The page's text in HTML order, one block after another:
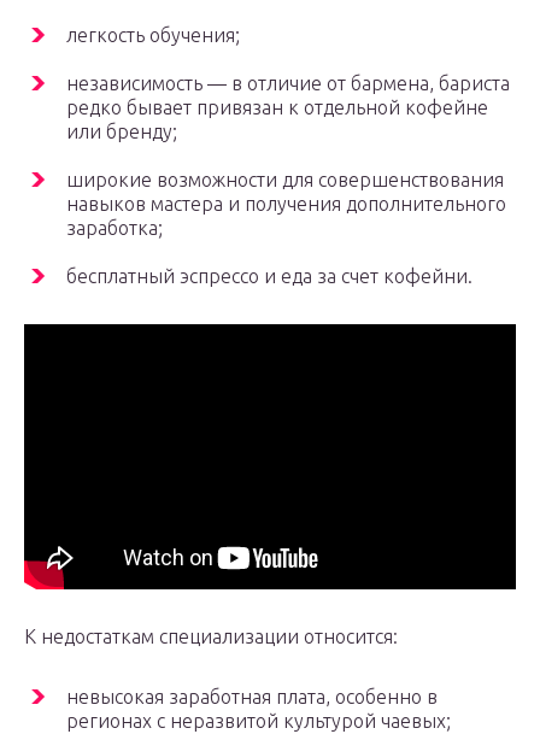
легкость обучения;
независимость — в отличие от бармена, бариста
редко бывает привязан к отдельной кофейне
или бренду;
широкие возможности для совершенствования
навыков мастера и получения дополнительного
заработка;
бесплатный эспрессо и еда за счет кофейни.
К недостаткам специализации относится:
невысокая заработная плата, особенно в
регионах с неразвитой культурой чаевых;